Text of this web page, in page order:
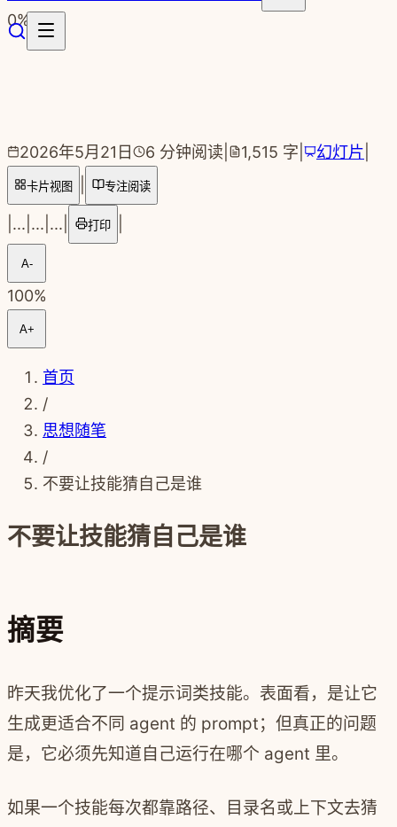
跳转到主要内容
0%
2026年5月21日 6 分钟阅读 1,515 字 幻灯片
卡片视图 专注阅读
... ... ... 打印
A-
100%
A+
首页
/
思想随笔
/
不要让技能猜自己是谁
不要让技能猜自己是谁
摘要
昨天我优化了一个提示词类技能。表面看，是让它
生成更适合不同 agent 的 prompt；但真正的问题
是，它必须先知道自己运行在哪个 agent 里。
如果一个技能每次都靠路径、目录名或上下文去猜